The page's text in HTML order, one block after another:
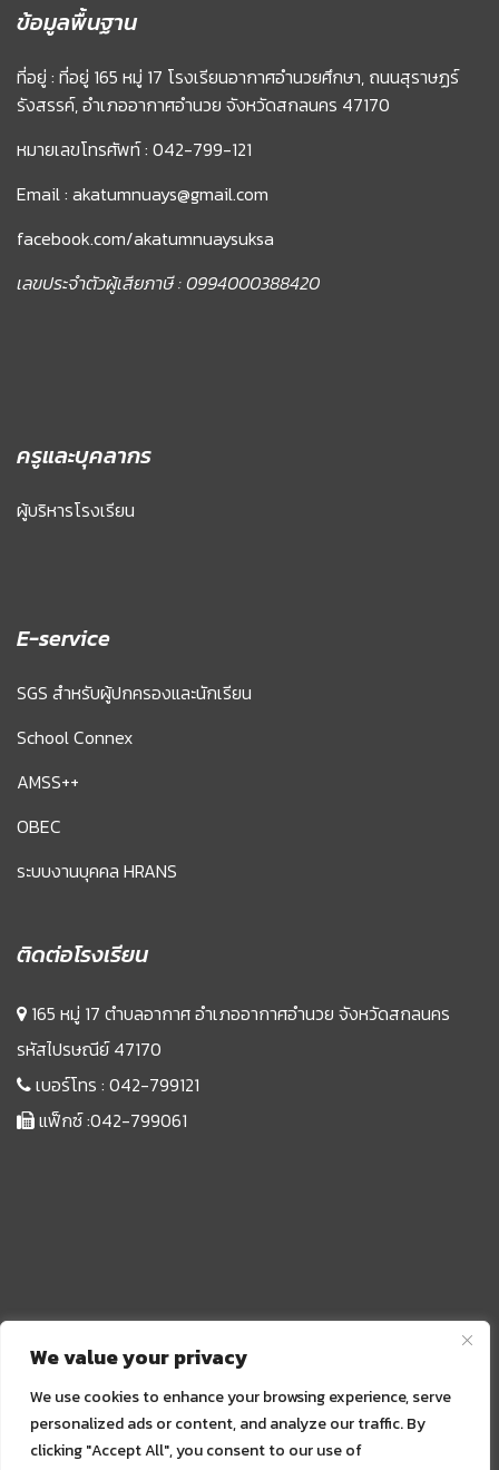
We value your privacy
We use cookies to enhance your browsing experience, serve
personalized ads or content, and analyze our traffic. By
clicking "Accept All", you consent to our use of
ข้อมูลพื้นฐาน
ที่อยู่ : ที่อยู่ 165 หมู่ 17 โรงเรียนอากาศอำนวยศึกษา, ถนนสุราษฏร์
รังสรรค์, อำเภออากาศอำนวย จังหวัดสกลนคร 47170
หมายเลขโทรศัพท์ : 042-799-121
Email : akatumnuays@gmail.com
facebook.com/akatumnuaysuksa
เลขประจำตัวผู้เสียภาษี : 0994000388420
ครูและบุคลากร
ผู้บริหารโรงเรียน
E-service
SGS สำหรับผู้ปกครองและนักเรียน
School Connex
AMSS++
OBEC
ระบบงานบุคคล HRANS
ติดต่อโรงเรียน
165 หมู่ 17 ตำบลอากาศ อำเภออากาศอำนวย จังหวัดสกลนคร
รหัสไปรษณีย์ 47170
เบอร์โทร : 042-799121
แฟ็กซ์ :042-799061